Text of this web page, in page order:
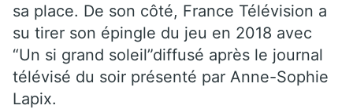
sa place. De son côté, France Télévision a
su tirer son épingle du jeu en 2018 avec
“Un si grand soleil”diffusé après le journal
télévisé du soir présenté par Anne-Sophie
Lapix.